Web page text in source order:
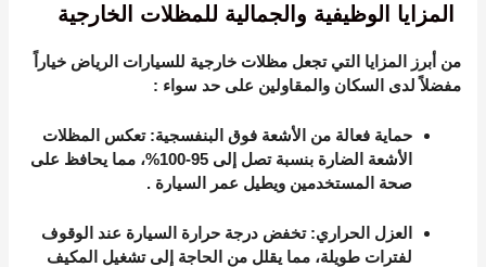
المزايا الوظيفية والجمالية للمظلات الخارجية
من أبرز المزايا التي تجعلمظلات خارجية للسيارات الرياض خياراً
مفضلاً لدى السكان والمقاولين على حد سواء :
حماية فعالة من الأشعة فوق البنفسجية: تعكس المظلات
الأشعة الضارة بنسبة تصل إلى 95-100%، مما يحافظ على
صحة المستخدمين ويطيل عمر السيارة.
العزل الحراري: تخفض درجة حرارة السيارة عند الوقوف
لفترات طويلة، مما يقلل من الحاجة إلى تشغيل المكيف